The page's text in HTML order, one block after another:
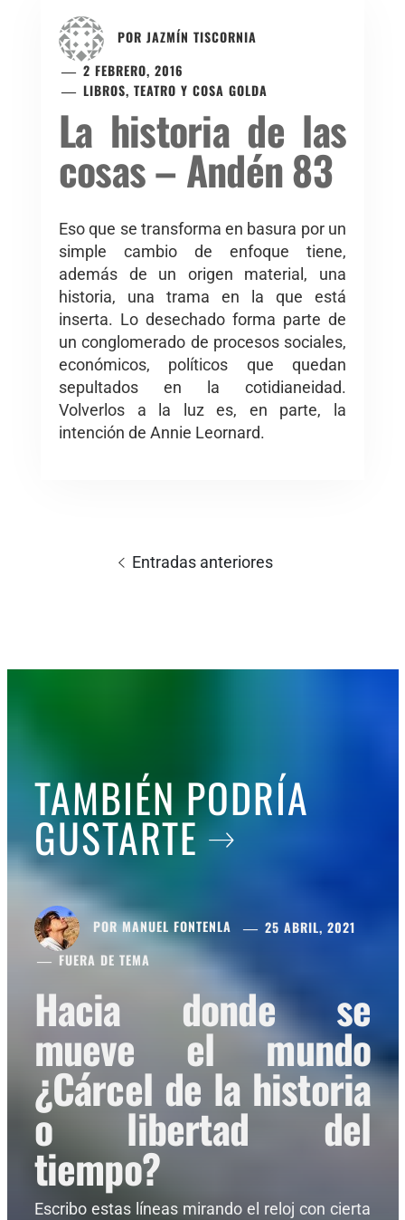
POR JAZMÍN TISCORNIA
2 FEBRERO, 2016
LIBROS, TEATRO Y COSA GOLDA
La historia de las
cosas – Andén 83
Eso que se transforma en basura por un
simple cambio de enfoque tiene,
además de un origen material, una
historia, una trama en la que está
inserta. Lo desechado forma parte de
un conglomerado de procesos sociales,
económicos, políticos que quedan
sepultados en la cotidianeidad.
Volverlos a la luz es, en parte, la
intención de Annie Leornard.
Entradas anteriores
TAMBIÉN PODRÍA
GUSTARTE
PORMANUEL FONTENLA
25 ABRIL, 2021
FUERA DE TEMA
Hacia donde se
mueve el mundo
¿Cárcel de la historia
o libertad del
tiempo?
Escribo estas líneas mirando el reloj con cierta